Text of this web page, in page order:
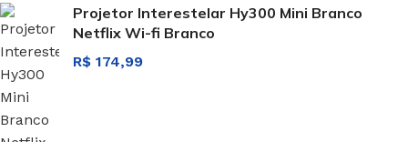
Projetor Interestelar Hy300 Mini Branco
Netflix Wi-fi Branco
R$ 174,99